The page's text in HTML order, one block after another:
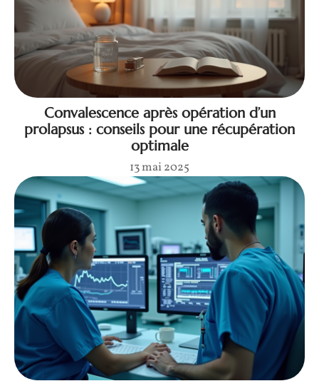
Convalescence après opération d’un
prolapsus : conseils pour une récupération
optimale
13 mai 2025